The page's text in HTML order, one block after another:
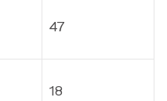
47
18